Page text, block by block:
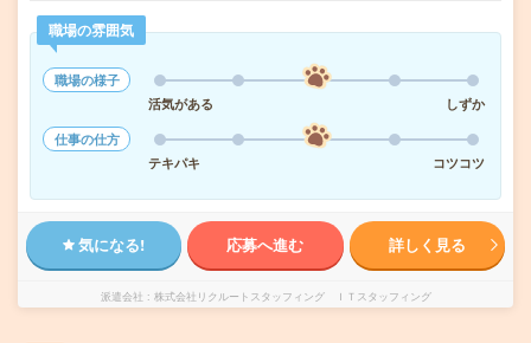
職場の雰囲気
職場の様子
活気がある
しずか
仕事の仕方
テキパキ
コツコツ
気になる! 応募へ進む 詳しく見る
派遣会社 株式会社リクルートスタッフィング ＩＴスタッフィング